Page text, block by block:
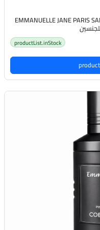
EMMANUELLE JANE PARIS
productList.inStock